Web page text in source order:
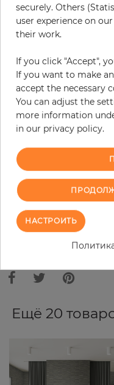
19% НДС включительно +
Цена за м² - 14,95 €
Do you need glue?
−
характеристиками
Ещё 20
securely. Others
user experience on
their work.
If you click "Accept",
If you want to make
accept the necessary
You can adjust the
more information
in our privacy policy.
НАСТРОИТЬ